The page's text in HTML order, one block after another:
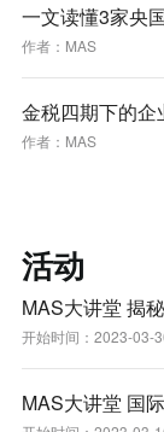
一文读懂3家央
作者： MAS
金税四期下的企
作者： MAS
活动
MAS
开始时间： 2023-03-
MAS